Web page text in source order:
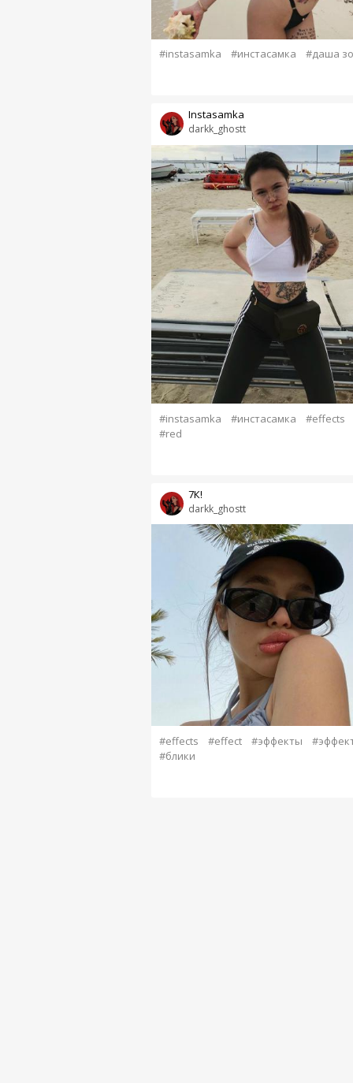
#instasamka #инстасамка #даша
darkk_ghostt
Instasamka
#instasamka #инстасамка
#effects
#red
darkk_ghostt
7К!
#effects #effect #эффекты
#блики